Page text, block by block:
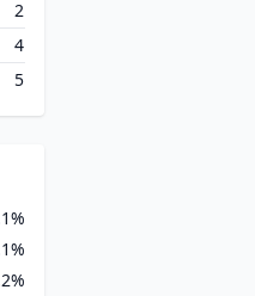
2
4
5